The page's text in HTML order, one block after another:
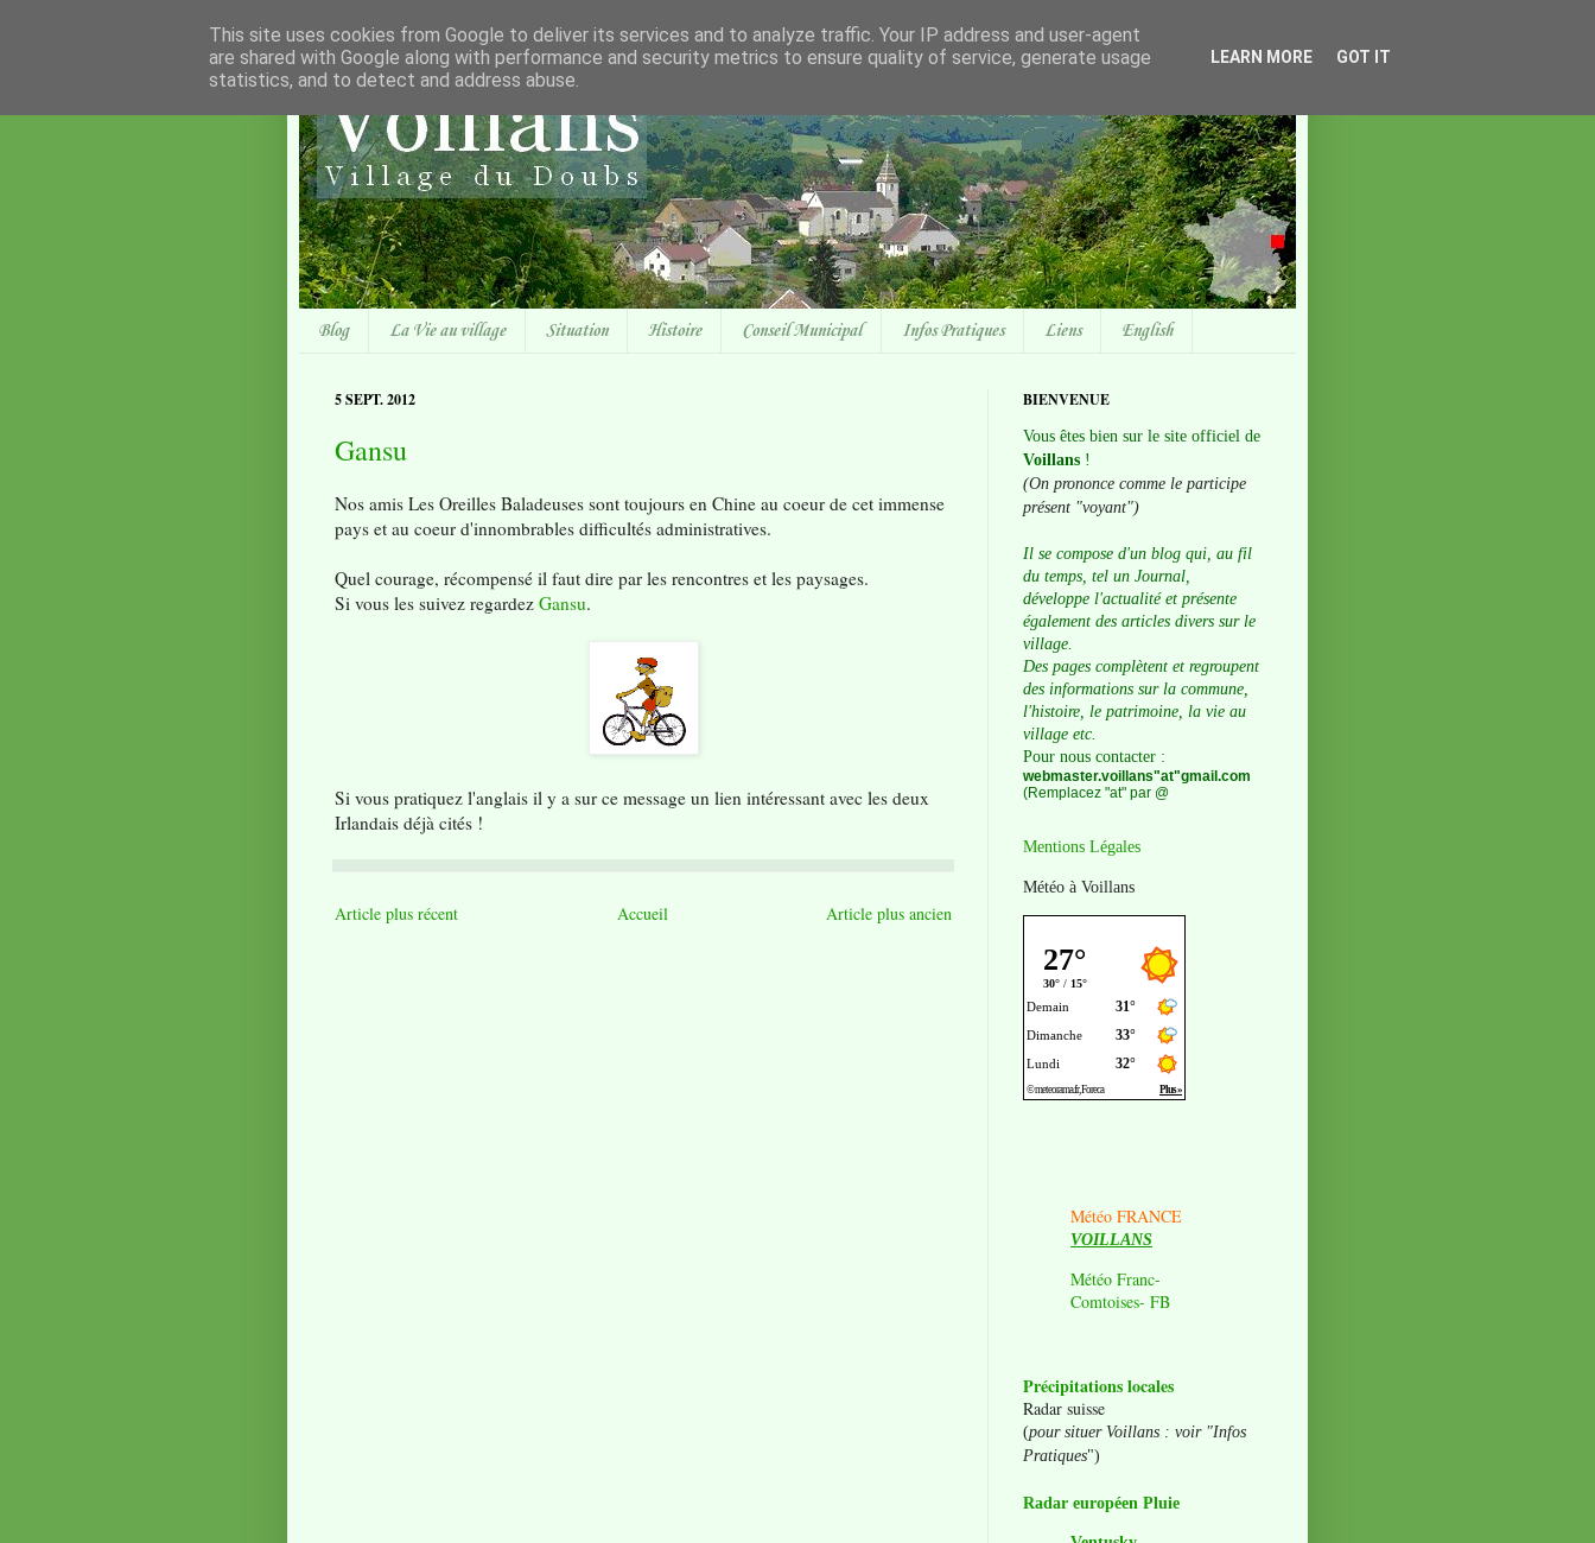
Blog La Vie au village Situation Histoire Conseil Municipal Infos Pratiques Liens English
5 SEPT. 2012
Gansu
Nos amis Les Oreilles Baladeuses sont toujours en Chine au coeur de cet immense
pays et au coeur d'innombrables difficultés administratives.
Quel courage, récompensé il faut dire par les rencontres et les paysages.
Si vous les suivez regardez Gansu.
Si vous pratiquez l'anglais il y a sur ce message un lien intéressant avec les deux
Irlandais déjà cités !
Article plus récent Article plus ancien
Accueil
BIENVENUE
Vous êtes bien sur le site officiel de
Voillans !
(On prononce comme le participe
présent "voyant")
Il se compose d'un blog qui, au fil
du temps, tel un Journal,
développe l'actualité et présente
également des articles divers sur le
village.
Des pages complètent et regroupent
des informations sur la commune,
l'histoire, le patrimoine, la vie au
village etc.
Pour nous contacter :
webmaster.voillans"at"gmail.com
(Remplacez "at" par @
Mentions Légales
Météo à Voillans
Météo FRANCE
VOILLANS
Météo Franc-
Comtoises- FB
Précipitations locales
Radar suisse
(pour situer Voillans : voir "Infos
Pratiques")
Radar européen Pluie
This site uses cookies from Google to deliver its services and to analyze traffic. Your IP address and user-agent
are shared with Google along with performance and security metrics to ensure quality of service, generate usage
statistics, and to detect and address abuse.
LEARN MORE GOT IT